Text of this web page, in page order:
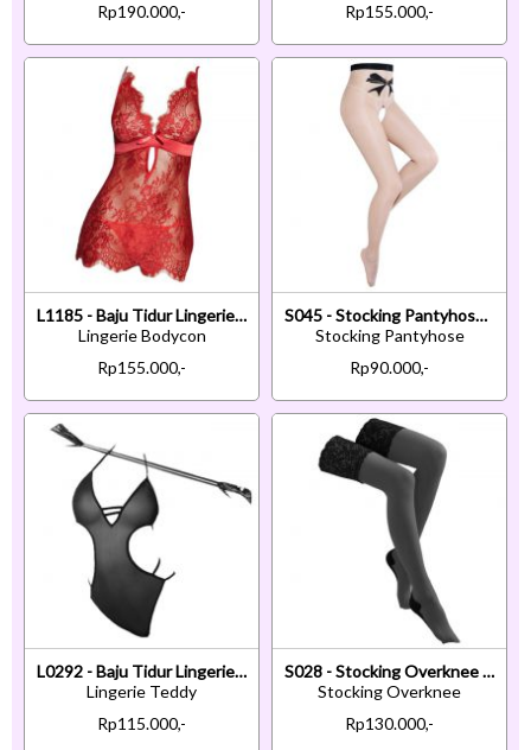
Rp190.000,-
Rp155.000,-
L1185 - Baju Tidur Lingerie Bodycon Sheath Dress Merah Transparan Tali Pita Ikat Belakang
Lingerie Bodycon
Rp155.000,-
S045 - Stocking Pantyhose Krem Transparan Crotchless Pita Hitam
Stocking Pantyhose
Rp90.000,-
L0292 - Baju Tidur Lingerie Teddy Bodysuit Dress Halter Hitam Transparan Tali Ikat Tangan
Lingerie Teddy
Rp115.000,-
S028 - Stocking Overknee Hitam Transparan Atas Renda Silikon Anti Slip
Stocking Overknee
Rp130.000,-